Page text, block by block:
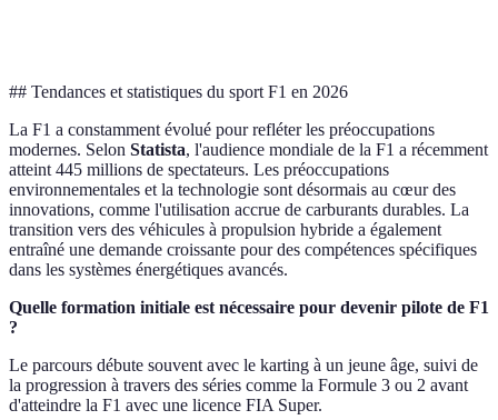
## Tendances et statistiques du sport F1 en 2026
La F1 a constamment évolué pour refléter les préoccupations
modernes. Selon Statista, l'audience mondiale de la F1 a récemment
atteint 445 millions de spectateurs. Les préoccupations
environnementales et la technologie sont désormais au cœur des
innovations, comme l'utilisation accrue de carburants durables. La
transition vers des véhicules à propulsion hybride a également
entraîné une demande croissante pour des compétences spécifiques
dans les systèmes énergétiques avancés.
Quelle formation initiale est nécessaire pour devenir pilote de F1
?
Le parcours débute souvent avec le karting à un jeune âge, suivi de
la progression à travers des séries comme la Formule 3 ou 2 avant
d'atteindre la F1 avec une licence FIA Super.